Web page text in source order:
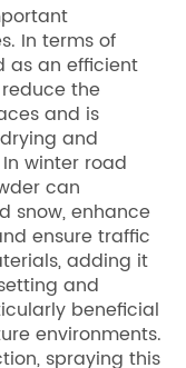
In terms of
as an efficient
the
and is
and
winter road
can
snow, enhance
ensure traffic
adding it
and
beneficial
environments.
spraying this